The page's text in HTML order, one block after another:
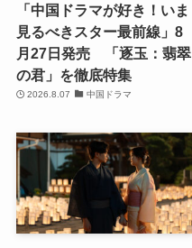
「中国ドラマが好き！いま
見るべきスター最前線」8
月27日発売 「逐玉：翡翠
の君」を徹底特集
2026.8.07 中国ドラマ